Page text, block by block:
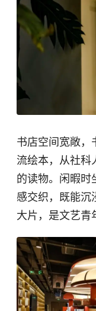
书店空间宽敞，
流绘本，从社科
的读物。闲暇时
感交织，既能沉
大片，是文艺青